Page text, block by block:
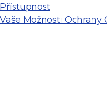
Přístupnost
Vaše Možnosti Ochrany